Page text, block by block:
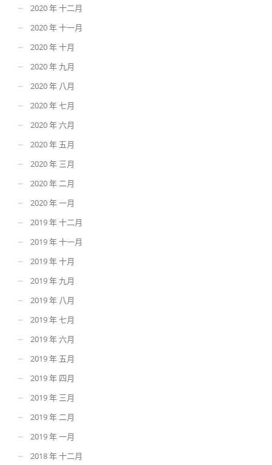
2020 年 十二月
2020 年 十一月
2020 年 十月
2020 年 九月
2020 年 八月
2020 年 七月
2020 年 六月
2020 年 五月
2020 年 三月
2020 年 二月
2020 年 一月
2019 年 十二月
2019 年 十一月
2019 年 十月
2019 年 九月
2019 年 八月
2019 年 七月
2019 年 六月
2019 年 五月
2019 年 四月
2019 年 三月
2019 年 二月
2019 年 一月
2018 年 十二月